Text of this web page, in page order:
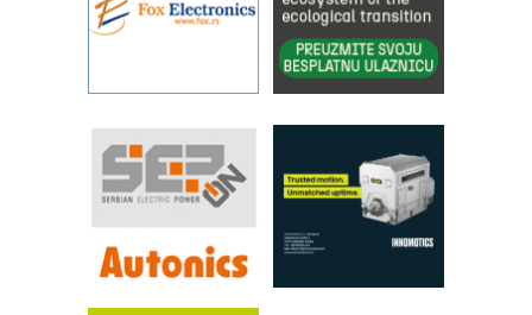
YAMADA pumpe – japanska
pouzdanost u transferu fluida
Filtration Group Industrial – Napredna
rešenja za filtraciju u hidrauličkim i
RILINEX kompanije Rittal
FANUC: Najbolje za vašu pametnu
automatizaciju
Efikasno upravljanje energijom
Automatizacija pakovanja · Display